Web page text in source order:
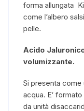
forma allungata
come l’albero
pelle.
Acido
volumizzante.
Si presenta come
acqua. E’
da unità